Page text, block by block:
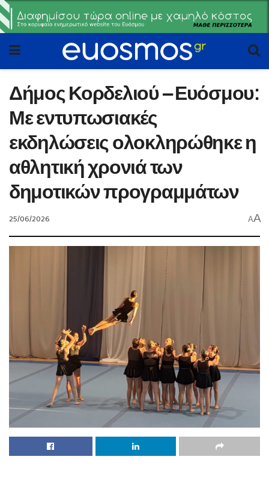
Δήμος Κορδελιού – Ευόσμου:
Με εντυπωσιακές
εκδηλώσεις ολοκληρώθηκε η
αθλητική χρονιά των
δημοτικών προγραμμάτων
25/06/2026 AA